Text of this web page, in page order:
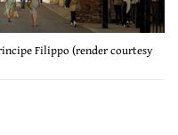
Filippo (render courtesy